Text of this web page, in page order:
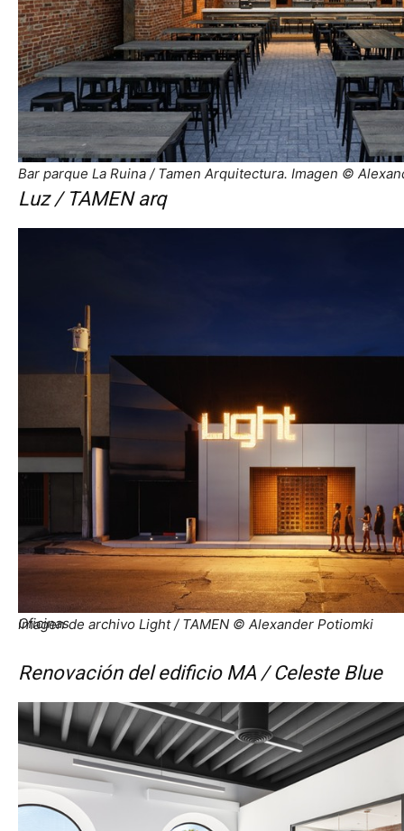
Bar parque La Ruina / Tamen Arquitectura. Imagen ©
Luz / TAMEN arq
Imagen de archivo Light / TAMEN © Alexander Potiomki
Oficinas
Renovación del edificio MA / Celeste Blue